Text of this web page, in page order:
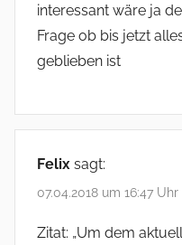
interessant wäre ja
Frage ob bis jetzt
geblieben ist
Felix sagt:
07.04.2018 um 16:47 Uhr
Zitat: „Um dem